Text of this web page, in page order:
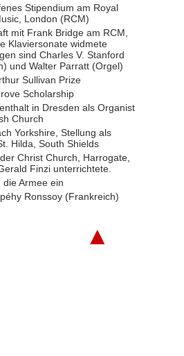
Stipendium am Royal
London (RCM)
mit Frank Bridge am RCM,
Klaviersonate widmete
sind Charles V. Stanford
und Walter Parratt (Orgel)
Sullivan Prize
Scholarship
in Dresden als Organist
Church
Yorkshire, Stellung als
Hilda, South Shields
Christ Church, Harrogate,
Finzi unterrichtete.
Armee ein
Ronssoy (Frankreich)
▲